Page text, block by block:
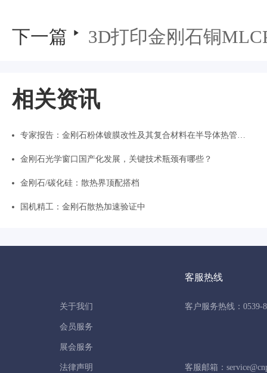
下一篇 3D打印金刚石铜
相关资讯
专家报告：金刚石粉体镀膜改性及其复合材料在半导体热管理领域的应用研究
金刚石光学窗口国产化发展，关键技术瓶颈有哪些？
金刚石/碳化硅：散热界顶配搭档
国机精工：金刚石散热加速验证中
关于我们
会员服务
展会服务
法律声明
客服热线
客户服务热线：0539-
客服邮箱：